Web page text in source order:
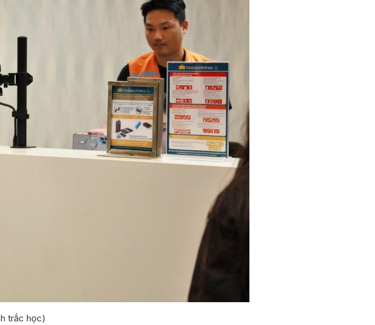
trắc học)